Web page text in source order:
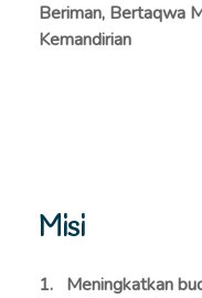
Beriman, Bertaqwa
Kemandirian
Misi
1. Meningkatkan